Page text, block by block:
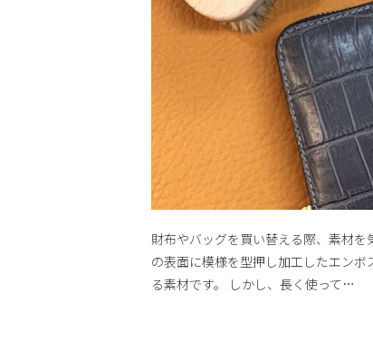
財布やバッグを買い替える際、素材
の表面に模様を型押し加工したエン
る素材です。 しかし、長く使って…